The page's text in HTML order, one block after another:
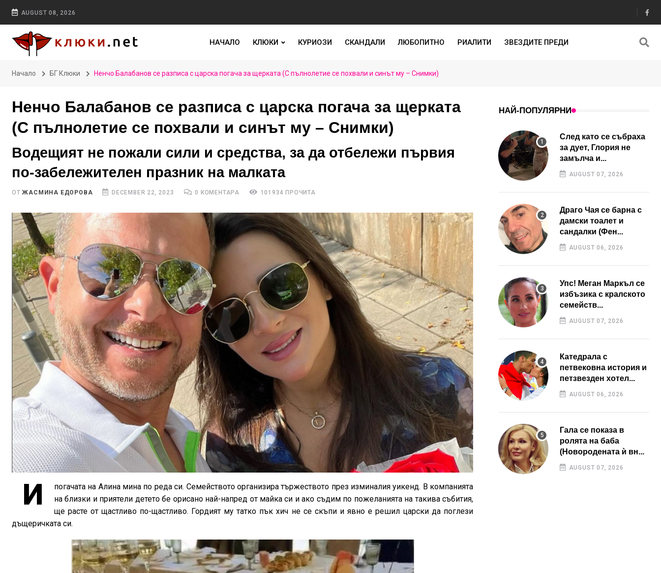
AUGUST 08, 2026
НАЧАЛО КЛЮКИ КУРИОЗИ СКАНДАЛИ ЛЮБОПИТНО РИАЛИТИ ЗВЕЗДИТЕ ПРЕДИ
Начало БГ Клюки Ненчо Балабанов се разписа с царска погача за щерката (С пълнолетие се похвали и синът му – Снимки)
Ненчо Балабанов се разписа с царска погача за щерката
(С пълнолетие се похвали и синът му – Снимки)
Водещият не пожали сили и средства, за да отбележи първия
по-забележителен празник на малката
ОТЖАСМИНА ЕДОРОВА DECEMBER 22, 2023 0 КОМЕНТАРА 101934 ПРОЧИТА
И
погачата на Алина мина по реда си. Семейството организира тържеството през изминалия уикенд. В компанията
на близки и приятели детето бе орисано най-напред от майка си и ако съдим по пожеланията на такива събития,
ще расте от щастливо по-щастливо. Гордият му татко пък хич не се скъпи и явно е решил царски да поглези
дъщеричката си.
НАЙ-ПОПУЛЯРНИ
След като се събраха
за дует, Глория не
замълча и...
AUGUST 07, 2026
Драго Чая се барна с
дамски тоалет и
сандалки (Фен...
AUGUST 06, 2026
Упс! Меган Маркъл се
избъзика с кралското
семейств...
AUGUST 07, 2026
Катедрала с
петвековна история и
петзвезден хотел...
AUGUST 06, 2026
Гала се показа в
ролята на баба
(Новородената ѝ вн...
AUGUST 07, 2026